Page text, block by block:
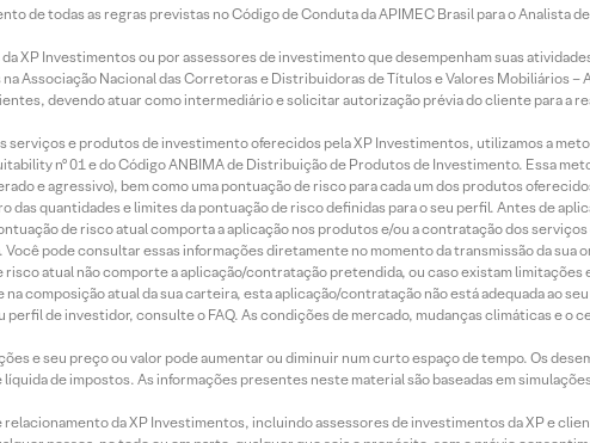
de todas as regras previstas no Código de Conduta da APIMEC Brasil para o Analista
XP Investimentos ou por assessores de investimento que desempenham suas
Associação Nacional das Corretoras e Distribuidoras de Títulos e Valores Mobiliários –
devendo atuar como intermediário e solicitar autorização prévia do cliente para a
serviços e produtos de investimento oferecidos pela XP Investimentos, utilizamos a
nº 01 e do Código ANBIMA de Distribuição de Produtos de Investimento. Essa
e agressivo), bem como uma pontuação de risco para cada um dos produtos
quantidades e limites da pontuação de risco definidas para o seu perfil. Antes de
de risco atual comporta a aplicação nos produtos e/ou a contratação dos
pode consultar essas informações diretamente no momento da transmissão da sua
risco atual não comporte a aplicação/contratação pretendida, ou caso existam
composição atual da sua carteira, esta aplicação/contratação não está adequada ao
de investidor, consulte o FAQ. As condições de mercado, mudanças climáticas e o
e seu preço ou valor pode aumentar ou diminuir num curto espaço de tempo. Os
de impostos. As informações presentes neste material são baseadas em
da XP Investimentos, incluindo assessores de investimentos da XP e